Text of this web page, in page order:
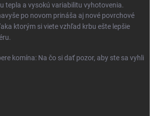
tepla a vysokú variabilitu vyhotovenia.
po novom prináša aj nové povrchové
ktorým si viete vzhľad krbu ešte lepšie
komína: Na čo si dať pozor, aby ste sa vyhli